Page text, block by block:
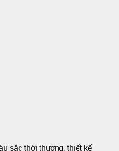
sắc thời thượng, thiết kế